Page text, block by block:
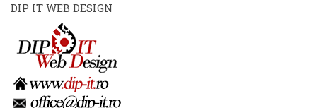
DIP IT WEB DESIGN